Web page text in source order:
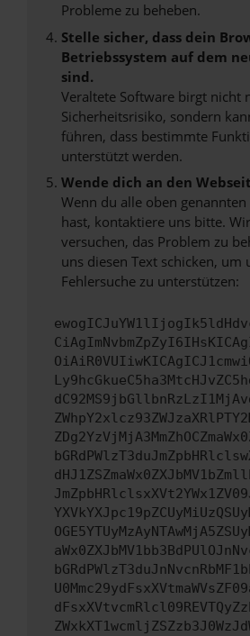
Probleme zu beheben.
Stelle sicher, dass dein
Betriebssystem auf dem
sind.
Veraltete Software birgt nicht
Sicherheitsrisiko, sondern
führen, dass bestimmte
unterstützt werden.
Wende dich an den
Wenn du alle oben
hast, kontaktiere uns bitte.
versuchen, das Problem zu
uns diesen Text schicken, um
Fehlersuche zu unterstützen: